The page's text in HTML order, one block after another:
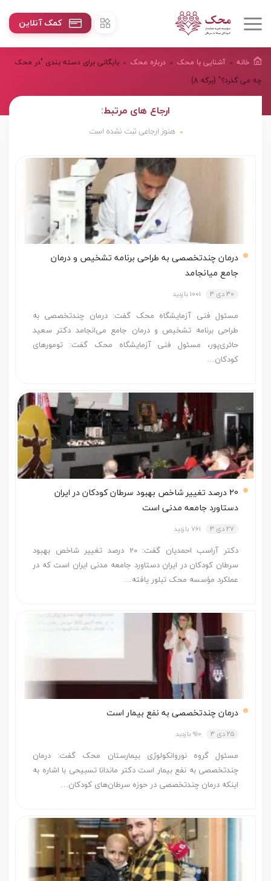
کمک آنلاین
خانه آشنایی با محک درباره محک
بایگانی برای دسته بندی "در محک
چه می گذرد؟" (برگه 8)
ارجاع های مرتبط:
هنوز ارجاعی ثبت نشده است
درمان چندتخصصی به طراحی برنامه تشخیص و درمان
جامع می­انجامد
30 دی 3 1001 بازدید
مسئول فنی آزمایشگاه محک گفت: درمان چندتخصصی به
طراحی برنامه تشخیص و درمان جامع می‌­انجامد دکتر سعید
حائری‌پور، مسئول فنی آزمایشگاه محک گفت: تومورهای
کودکان…
20 درصد تغییر شاخص بهبود سرطان کودکان در ایران
دستاورد جامعه مدنی است
27 دی 3 761 بازدید
دکتر آراسب احمدیان گفت: 20 درصد تغییر شاخص بهبود
سرطان کودکان در ایران دستاورد جامعه مدنی ایران است که در
عملکرد مؤسسه محک تبلور یافته…
درمان چندتخصصی به نفع بیمار است
25 دی 3 910 بازدید
مسئول گروه نوروانکولوژی بیمارستان محک گفت: درمان
چندتخصصی به نفع بیمار است دکتر ماندانا تسبیحی با اشاره به
اینکه درمان چندتخصصی در حوزه سرطان‌های کودکان…